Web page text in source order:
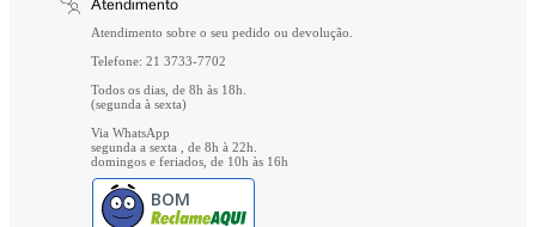
Perguntas Frequentes
Atendimento
Atendimento sobre o seu pedido ou devolução.
Telefone: 21 3733-7702
Todos os dias, de 8h às 18h.
(segunda à sexta)
Via WhatsApp
segunda a sexta , de 8h à 22h.
domingos e feriados, de 10h às 16h
BOM